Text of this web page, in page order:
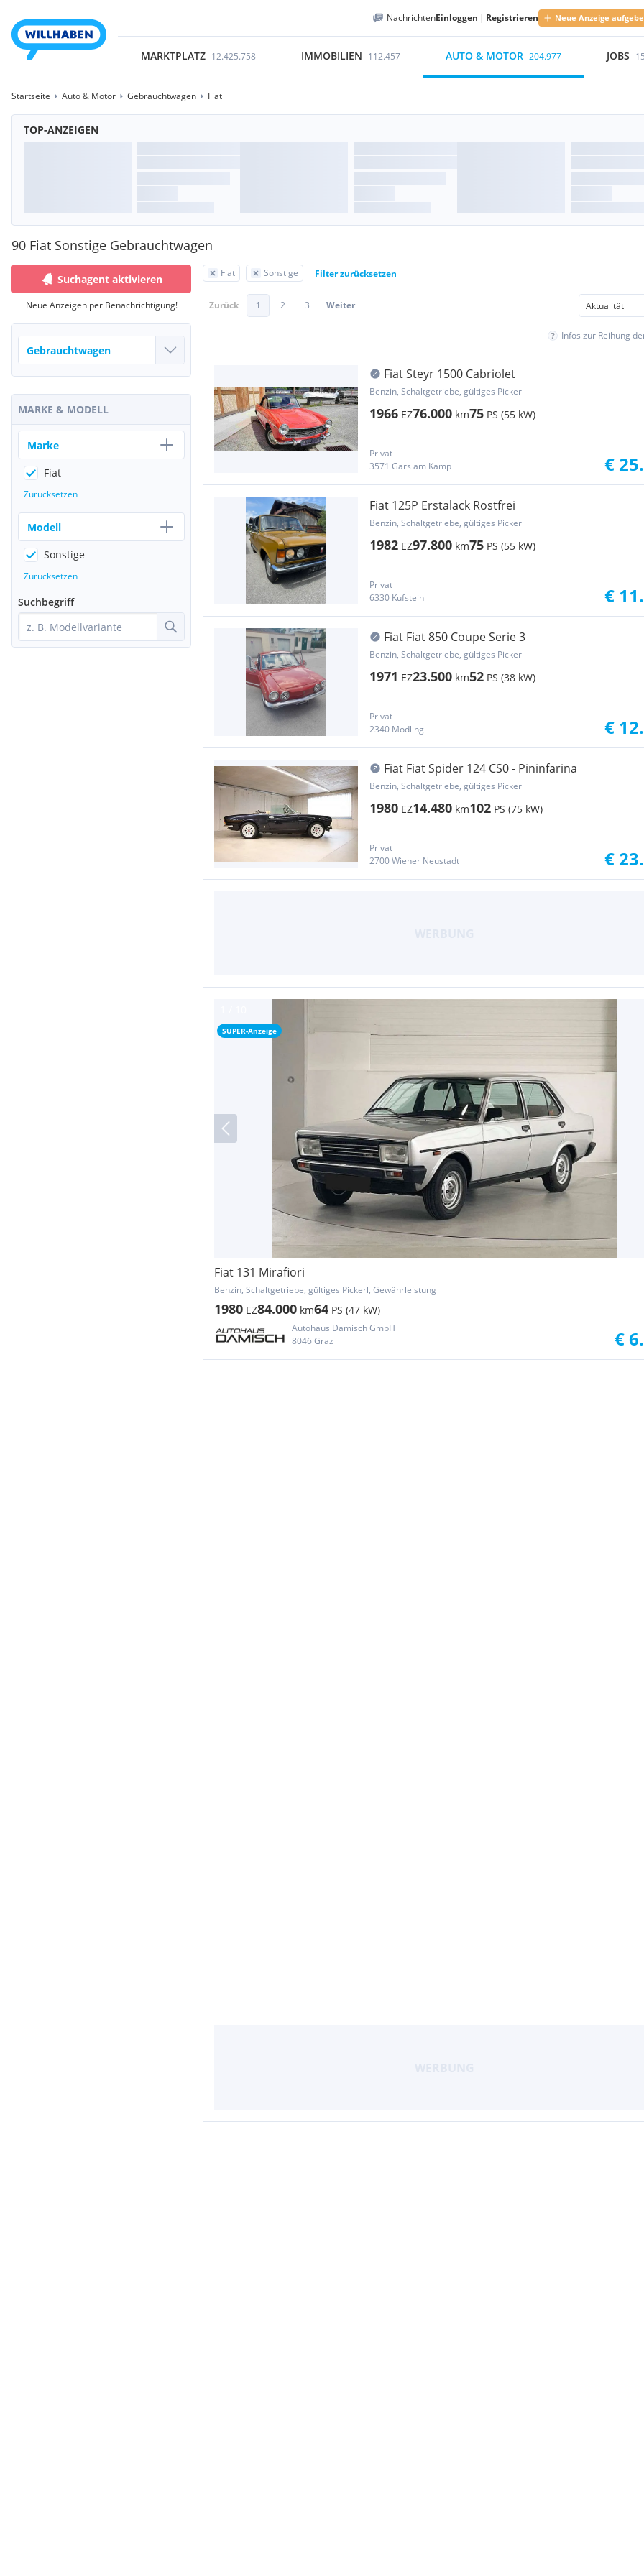
NachrichtenEinloggen | Registrieren Neue Anzeige
MARKTPLATZ 12.425.758 IMMOBILIEN 112.457 AUTO & MOTOR 204.977 JOBS
Startseite Auto & Motor Gebrauchtwagen Fiat
TOP-ANZEIGEN
90 Fiat Sonstige Gebrauchtwagen
Fiat Sonstige Filter zurücksetzen
Zurück 1 2 3 Weiter
Infos zur Reihung
Fiat Steyr 1500 Cabriolet
Benzin, Schaltgetriebe, gültiges Pickerl
1966 EZ76.000 km75 PS (55 kW)
Privat
3571 Gars am Kamp
€
Fiat 125P Erstalack Rostfrei
Benzin, Schaltgetriebe, gültiges Pickerl
1982 EZ97.800 km75 PS (55 kW)
Privat
6330 Kufstein
€
Fiat Fiat 850 Coupe Serie 3
Benzin, Schaltgetriebe, gültiges Pickerl
1971 EZ23.500 km52 PS (38 kW)
Privat
2340 Mödling
€
Fiat Fiat Spider 124 CS0 - Pininfarina
Benzin, Schaltgetriebe, gültiges Pickerl
1980 EZ14.480 km102 PS (75 kW)
Privat
2700 Wiener Neustadt
€
SUPER-Anzeige
Fiat 131 Mirafiori
Benzin, Schaltgetriebe, gültiges Pickerl, Gewährleistung
1980 EZ84.000 km64 PS (47 kW)
Autohaus Damisch GmbH
8046 Graz
€
Suchagent aktivieren
Neue Anzeigen per Benachrichtigung!
MARKE & MODELL
Marke
Fiat
Zurücksetzen
Modell
Sonstige
Zurücksetzen
Suchbegriff